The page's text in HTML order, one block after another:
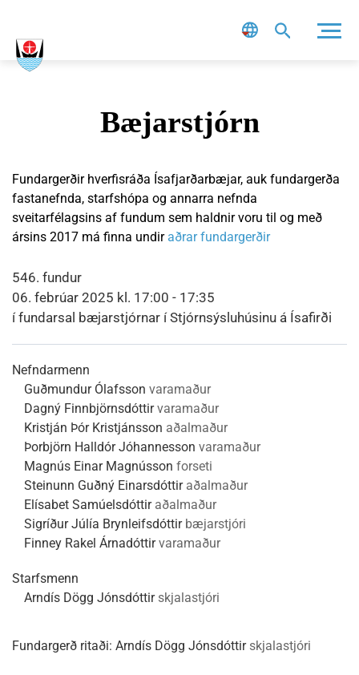
Bæjarstjórn
Fundargerðir hverfisráða Ísafjarðarbæjar, auk fundargerða
fastanefnda, starfshópa og annarra nefnda
sveitarfélagsins af fundum sem haldnir voru til og með
ársins 2017 má finna undir aðrar fundargerðir
546. fundur
06. febrúar 2025 kl. 17:00 - 17:35
í fundarsal bæjarstjórnar í Stjórnsýsluhúsinu á Ísafirði
Nefndarmenn
Guðmundur Ólafsson varamaður
Dagný Finnbjörnsdóttir varamaður
Kristján Þór Kristjánsson aðalmaður
Þorbjörn Halldór Jóhannesson varamaður
Magnús Einar Magnússon forseti
Steinunn Guðný Einarsdóttir aðalmaður
Elísabet Samúelsdóttir aðalmaður
Sigríður Júlía Brynleifsdóttir bæjarstjóri
Finney Rakel Árnadóttir varamaður
Starfsmenn
Arndís Dögg Jónsdóttir skjalastjóri
Fundargerð ritaði: Arndís Dögg Jónsdóttir skjalastjóri